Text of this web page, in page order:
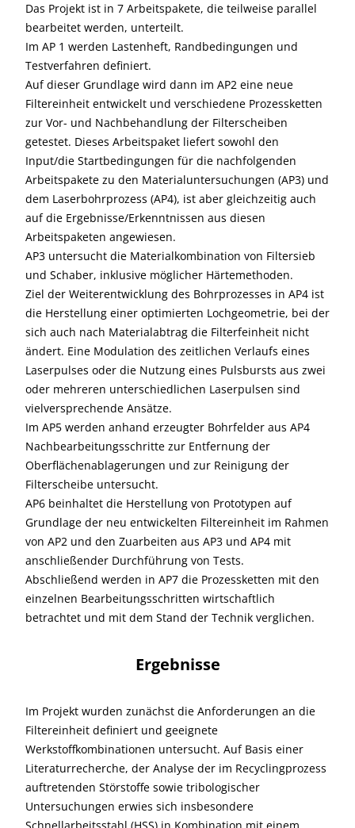
Das Projekt ist in 7 Arbeitspakete, die teilweise parallel
bearbeitet werden, unterteilt.
Im AP 1 werden Lastenheft, Randbedingungen und
Testverfahren definiert.
Auf dieser Grundlage wird dann im AP2 eine neue
Filtereinheit entwickelt und verschiedene Prozessketten
zur Vor- und Nachbehandlung der Filterscheiben
getestet. Dieses Arbeitspaket liefert sowohl den
Input/die Startbedingungen für die nachfolgenden
Arbeitspakete zu den Materialuntersuchungen (AP3) und
dem Laserbohrprozess (AP4), ist aber gleichzeitig auch
auf die Ergebnisse/Erkenntnissen aus diesen
Arbeitspaketen angewiesen.
AP3 untersucht die Materialkombination von Filtersieb
und Schaber, inklusive möglicher Härtemethoden.
Ziel der Weiterentwicklung des Bohrprozesses in AP4 ist
die Herstellung einer optimierten Lochgeometrie, bei der
sich auch nach Materialabtrag die Filterfeinheit nicht
ändert. Eine Modulation des zeitlichen Verlaufs eines
Laserpulses oder die Nutzung eines Pulsbursts aus zwei
oder mehreren unterschiedlichen Laserpulsen sind
vielversprechende Ansätze.
Im AP5 werden anhand erzeugter Bohrfelder aus AP4
Nachbearbeitungsschritte zur Entfernung der
Oberflächenablagerungen und zur Reinigung der
Filterscheibe untersucht.
AP6 beinhaltet die Herstellung von Prototypen auf
Grundlage der neu entwickelten Filtereinheit im Rahmen
von AP2 und den Zuarbeiten aus AP3 und AP4 mit
anschließender Durchführung von Tests.
Abschließend werden in AP7 die Prozessketten mit den
einzelnen Bearbeitungsschritten wirtschaftlich
betrachtet und mit dem Stand der Technik verglichen.
Ergebnisse
Im Projekt wurden zunächst die Anforderungen an die
Filtereinheit definiert und geeignete
Werkstoffkombinationen untersucht. Auf Basis einer
Literaturrecherche, der Analyse der im Recyclingprozess
auftretenden Störstoffe sowie tribologischer
Untersuchungen erwies sich insbesondere